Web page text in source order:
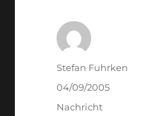
Author
Stefan Fuhrken
Posted
04/09/2005
Categories
Nachricht